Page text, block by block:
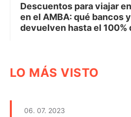
Descuentos para viajar
en el AMBA: qué bancos
devuelven hasta el 100%
LO MÁS VISTO
06. 07. 2023